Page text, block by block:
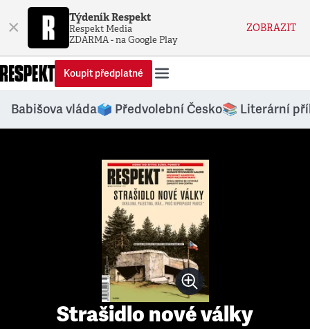
× Týdeník Respekt
Respekt Media
ZDARMA - na Google Play
ZOBRAZIT
Koupit předplatné
Babišova vláda🗳️ Předvolební Česko📚 Literární
Strašidlo nové války